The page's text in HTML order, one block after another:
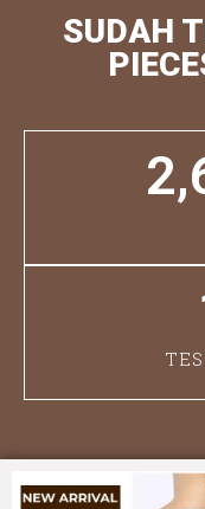
SUDAH